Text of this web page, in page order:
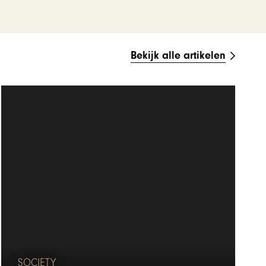
Bekijk alle artikelen
SOCIETY